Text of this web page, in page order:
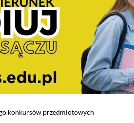
konkursów przedmiotowych